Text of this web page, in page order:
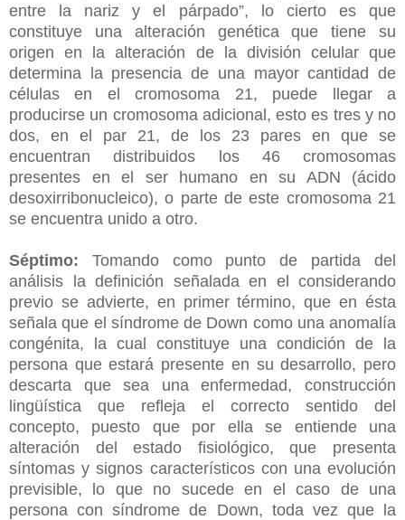
entre la nariz y el párpado”, lo cierto es que
constituye una alteración genética que tiene su
origen en la alteración de la división celular que
determina la presencia de una mayor cantidad de
células en el cromosoma 21, puede llegar a
producirse un cromosoma adicional, esto es tres y no
dos, en el par 21, de los 23 pares en que se
encuentran distribuidos los 46 cromosomas
presentes en el ser humano en su ADN (ácido
desoxirribonucleico), o parte de este cromosoma 21
se encuentra unido a otro.
Séptimo: Tomando como punto de partida del
análisis la definición señalada en el considerando
previo se advierte, en primer término, que en ésta
señala que el síndrome de Down como una anomalía
congénita, la cual constituye una condición de la
persona que estará presente en su desarrollo, pero
descarta que sea una enfermedad, construcción
lingüística que refleja el correcto sentido del
concepto, puesto que por ella se entiende una
alteración del estado fisiológico, que presenta
síntomas y signos característicos con una evolución
previsible, lo que no sucede en el caso de una
persona con síndrome de Down, toda vez que la